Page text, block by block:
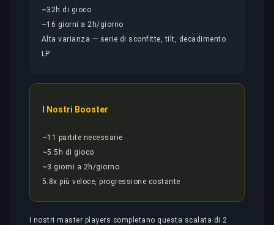
~32h di gioco
~16 giorni a 2h/giorno
Alta varianza — serie di sconfitte, tilt, decadimento
LP
I Nostri Booster
~11 partite necessarie
~5.5h di gioco
~3 giorni a 2h/giorno
5.8x più veloce, progressione costante
I nostri master players completano questa scalata di 2